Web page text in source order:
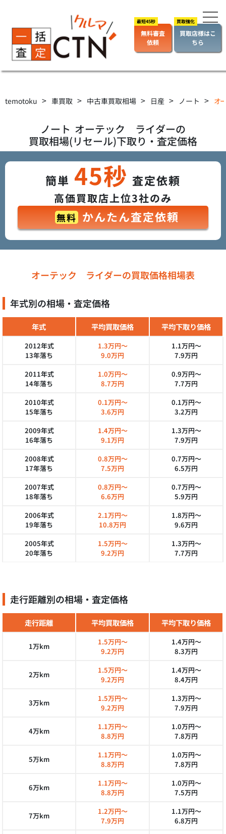
無料審査
依頼
買取店様はこ
ちら
temotoku > 車買取 > 中古車買取相場 > 日産 > ノート > オ
ノート オーテック ライダーの
買取相場(リセール)下取り・査定価格
簡単 45秒 査定依頼
高価買取店上位3社のみ
無料 かんたん査定依頼
オーテック ライダーの買取価格相場表
年式別の相場・査定価格
年式 平均買取価格 平均下取り価格
2012年式
13年落ち
1.3万円～
9.0万円
1.1万円～
7.9万円
2011年式
14年落ち
1.0万円～
8.7万円
0.9万円～
7.7万円
2010年式
15年落ち
0.1万円～
3.6万円
0.1万円～
3.2万円
2009年式
16年落ち
1.4万円～
9.1万円
1.3万円～
7.9万円
2008年式
17年落ち
0.8万円～
7.5万円
0.7万円～
6.5万円
2007年式
18年落ち
0.8万円～
6.6万円
0.7万円～
5.9万円
2006年式
19年落ち
2.1万円～
10.8万円
1.8万円～
9.6万円
2005年式
20年落ち
1.5万円～
9.2万円
1.3万円～
7.7万円
走行距離別の相場・査定価格
走行距離 平均買取価格 平均下取り価格
1万km
1.5万円～
9.2万円
1.4万円～
8.3万円
2万km
1.5万円～
9.2万円
1.4万円～
8.4万円
3万km
1.5万円～
9.2万円
1.3万円～
7.9万円
4万km
1.1万円～
8.8万円
1.0万円～
7.8万円
5万km
1.1万円～
8.8万円
1.0万円～
7.8万円
6万km
1.1万円～
8.8万円
1.0万円～
7.5万円
7万km
1.2万円～
7.9万円
1.1万円～
6.8万円